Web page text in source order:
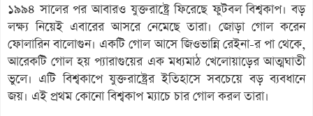
১৯৯৪ সালের পর আবারও যুক্তরাষ্ট্রে ফিরেছে ফুটবল বিশ্বকাপ। বড়
লক্ষ্য নিয়েই এবারের আসরে নেমেছে তারা। জোড়া গোল করেন
ফোলারিন বালোগুন। একটি গোল আসে জিওভান্নি রেইনা-র পা থেকে,
আরেকটি গোল হয় প্যারাগুয়ের এক মধ্যমাঠ খেলোয়াড়ের আত্মঘাতী
ভুলে। এটি বিশ্বকাপে যুক্তরাষ্ট্রের ইতিহাসে সবচেয়ে বড় ব্যবধানে
জয়। এই প্রথম কোনো বিশ্বকাপ ম্যাচে চার গোল করল তারা।